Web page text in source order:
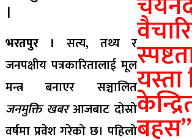
।
भरतपुर । सत्य, तथ्य र
जनपक्षीय पत्रकारितालाई मूल
मन्त्र बनाएर सञ्चालित
जनमुक्ति खबरआजबाट दोस्रो
वर्षमा प्रवेश गरेको छ। पहिलो
यस्ता
बहस”